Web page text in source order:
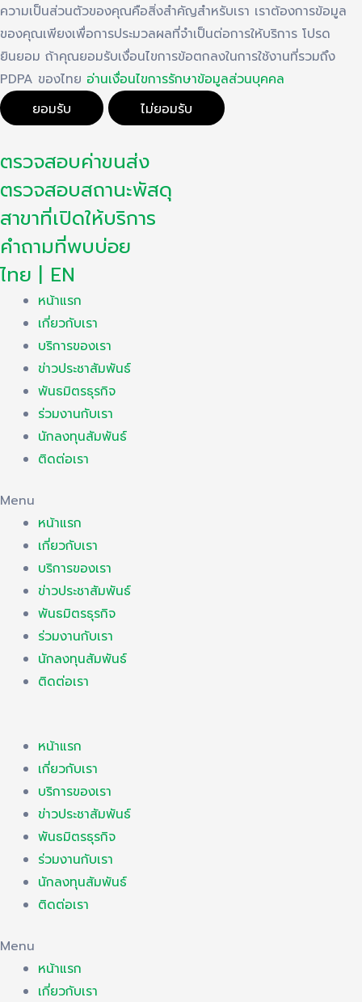
ความเป็นส่วนตัวของคุณคือสิ่งสำคัญสำหรับเรา เราต้องการข้อมูล
ของคุณเพียงเพื่อการประมวลผลที่จำเป็นต่อการให้บริการ โปรด
ยินยอม ถ้าคุณยอมรับเงื่อนไขการข้อตกลงในการใช้งานที่รวมถึง
PDPA ของไทย อ่านเงื่อนไขการรักษาข้อมูลส่วนบุคคล
ยอมรับ
ไม่ยอมรับ
to
content
ตรวจสอบค่าขนส่ง
ตรวจสอบสถานะพัสดุ
สาขาที่เปิดให้บริการ
คำถามที่พบบ่อย
ไทย | EN
หน้าแรก
เกี่ยวกับเรา
บริการของเรา
ข่าวประชาสัมพันธ์
พันธมิตรธุรกิจ
ร่วมงานกับเรา
นักลงทุนสัมพันธ์
ติดต่อเรา
Menu
หน้าแรก
เกี่ยวกับเรา
บริการของเรา
ข่าวประชาสัมพันธ์
พันธมิตรธุรกิจ
ร่วมงานกับเรา
นักลงทุนสัมพันธ์
ติดต่อเรา
หน้าแรก
เกี่ยวกับเรา
บริการของเรา
ข่าวประชาสัมพันธ์
พันธมิตรธุรกิจ
ร่วมงานกับเรา
นักลงทุนสัมพันธ์
ติดต่อเรา
Menu
หน้าแรก
เกี่ยวกับเรา